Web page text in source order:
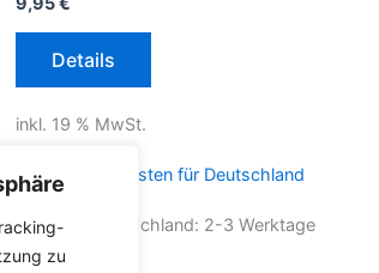
zu
Details
inkl. 19 % MwSt.
inkl. Versandkosten für Deutschland
Lieferzeit Deutschland: 2-3 Werktage